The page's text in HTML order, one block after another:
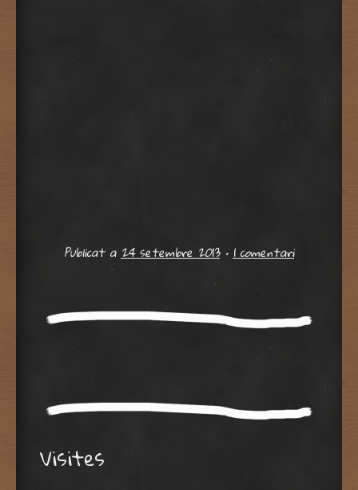
Publicat a24 setembre 2013 •1 comentari
Visites